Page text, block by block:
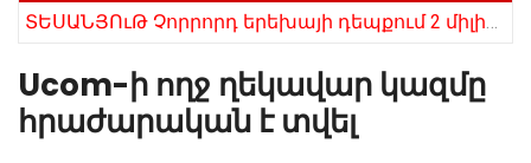
Ucom-ի ողջ ղեկավար կազմը
հրաժարական է տվել